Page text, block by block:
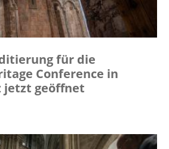
für die
Conference in
jetzt geöffnet